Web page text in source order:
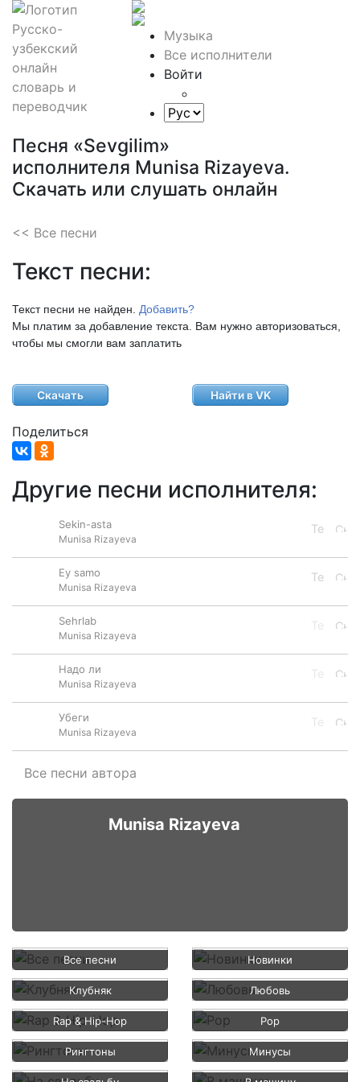
Музыка
Все исполнители
Войти
Песня «Sevgilim»
исполнителя Munisa Rizayeva.
Скачать или слушать онлайн
<< Все песни
Текст песни:
Текст песни не найден. Добавить?
Мы платим за добавление текста. Вам нужно авторизоваться,
чтобы мы смогли вам заплатить
Скачать Найти в VK
Поделиться
Другие песни исполнителя:
Sekin-asta
Munisa Rizayeva
Ey samo
Munisa Rizayeva
Sehrlab
Munisa Rizayeva
Надо ли
Munisa Rizayeva
Убеги
Munisa Rizayeva
Все песни автора
Munisa Rizayeva
Все песни Новинки
Клубняк Любовь
Rap & Hip-Hop Pop
Рингтоны Минусы